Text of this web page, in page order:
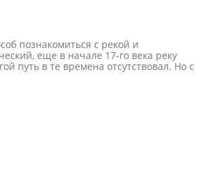
познакомиться с рекой и
еще в начале 17-го века реку
путь в те времена отсутствовал. Но с